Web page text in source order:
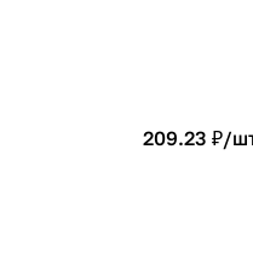
209.23 ₽/